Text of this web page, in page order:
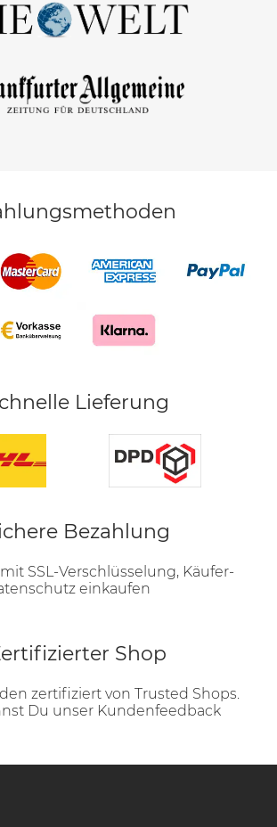
Lieferung
Bezahlung
SSL-Verschlüsselung, Käufer-
einkaufen
Shop
zertifiziert von Trusted Shops.
Du unser Kundenfeedback